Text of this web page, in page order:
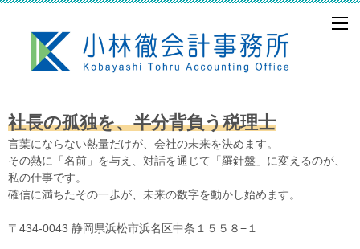
社長の孤独を、半分背負う税理士
言葉にならない熱量だけが、会社の未来を決めます。
その熱に「名前」を与え、対話を通じて「羅針盤」に変えるのが、
私の仕事です。
確信に満ちたその一歩が、未来の数字を動かし始めます。
〒434-0043 静岡県浜松市浜名区中条１５５８−１